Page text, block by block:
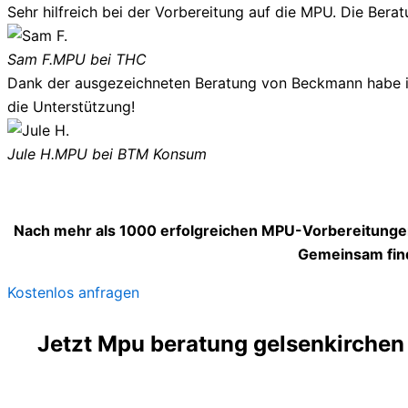
Sehr hilfreich bei der Vorbereitung auf die MPU. Die
Sam F.MPU bei THC
Dank der ausgezeichneten Beratung von Beckmann
die Unterstützung!
Jule H.MPU bei BTM Konsum
Nach mehr als 1000 erfolgreichen MPU-
Gemeinsam
Kostenlos anfragen
Jetzt Mpu beratung